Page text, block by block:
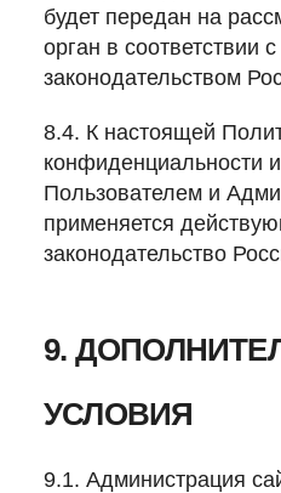
будет передан на
орган в соответствии
законодательством
8.4. К настоящей
конфиденциальности
Пользователем и
применяется
законодательство
9.
УСЛОВИЯ
9.1. Администрация